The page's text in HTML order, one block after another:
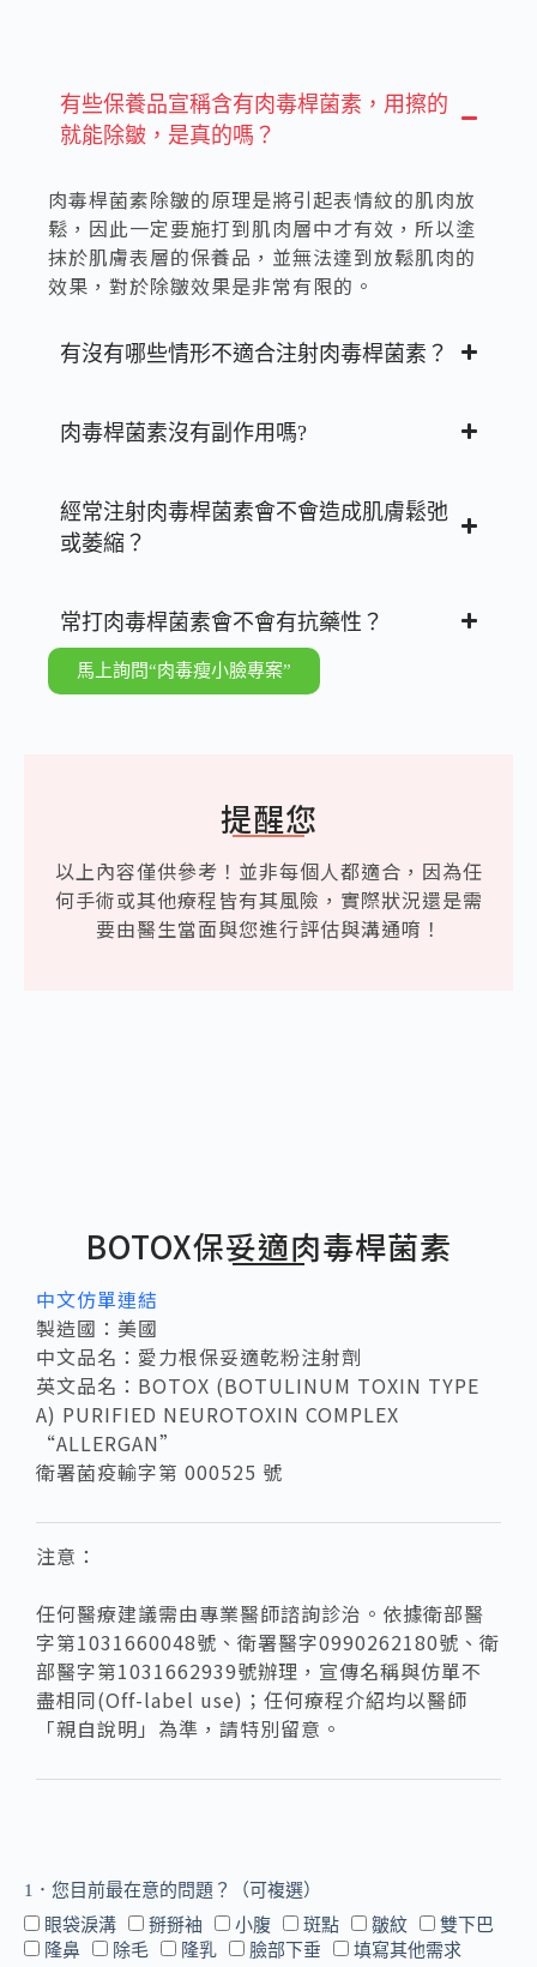
有些保養品宣稱含有肉毒桿菌素，用擦的
就能除皺，是真的嗎？
肉毒桿菌素除皺的原理是將引起表情紋的肌肉放
鬆，因此一定要施打到肌肉層中才有效，所以塗
抹於肌膚表層的保養品，並無法達到放鬆肌肉的
效果，對於除皺效果是非常有限的。
有沒有哪些情形不適合注射肉毒桿菌素？
肉毒桿菌素沒有副作用嗎?
經常注射肉毒桿菌素會不會造成肌膚鬆弛
或萎縮？
常打肉毒桿菌素會不會有抗藥性？
馬上詢問“肉毒瘦小臉專案”
提醒您
以上內容僅供參考！並非每個人都適合，因為任
何手術或其他療程皆有其風險，實際狀況還是需
要由醫生當面與您進行評估與溝通唷！
BOTOX保妥適肉毒桿菌素
中文仿單連結
製造國：美國
中文品名：愛力根保妥適乾粉注射劑
英文品名：BOTOX (BOTULINUM TOXIN TYPE
A) PURIFIED NEUROTOXIN COMPLEX
“ALLERGAN”
衛署菌疫輸字第 000525 號
注意：
任何醫療建議需由專業醫師諮詢診治。依據衛部醫
字第1031660048號、衛署醫字0990262180號、衛
部醫字第1031662939號辦理，宣傳名稱與仿單不
盡相同(Off-label use)；任何療程介紹均以醫師
「親自說明」為準，請特別留意。
1．您目前最在意的問題？（可複選）
眼袋淚溝
掰掰袖 小腹 斑點 皺紋
雙下巴
隆鼻
除毛 隆乳 臉部下垂 填寫其他需求